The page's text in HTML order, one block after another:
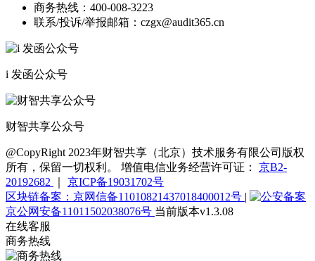
商务热线： 400-008-3223
联系/投诉/举报邮箱： czgx@audit365.cn
i 发函公众号
财智共享公众号
@CopyRight 2023年财智共享（北京）技术服务有限公司版权
所有，保留一切权利。 增值电信业务经营许可证： 京B2-
20192682
京ICP备19031702号
区块链备案：京网信备11010821437018400012号 |
京公网安备11011502038076号 当前版本v1.3.08
在线客服
商务热线